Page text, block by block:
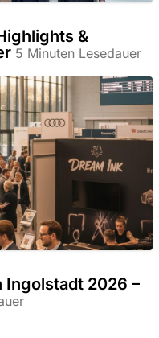
&
5 Minuten Lesedauer
Ingolstadt 2026 –